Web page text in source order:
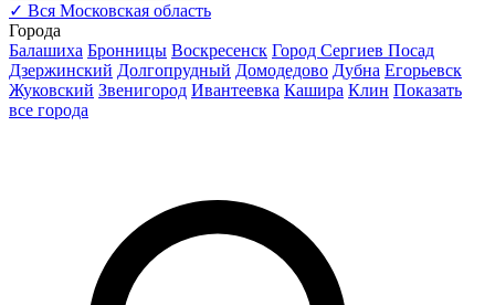
✓ Вся Московская область
Города
Балашиха Бронницы Воскресенск Город Сергиев Посад
Дзержинский Долгопрудный Домодедово Дубна Егорьевск
Жуковский Звенигород Ивантеевка Кашира Клин Показать
все города